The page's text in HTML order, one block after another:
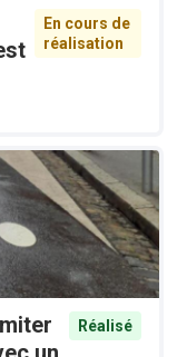
En cours de
réalisation
Réalisé